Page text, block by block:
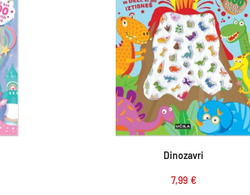
Dinozavri
7,99 €
Dodaj v košarico